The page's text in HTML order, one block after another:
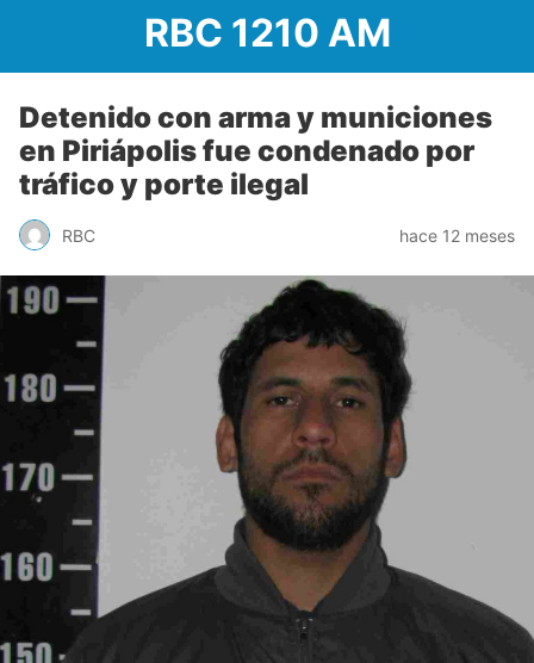
RBC 1210 AM
Detenido con arma y municiones
en Piriápolis fue condenado por
tráfico y porte ilegal
RBC hace 12 meses